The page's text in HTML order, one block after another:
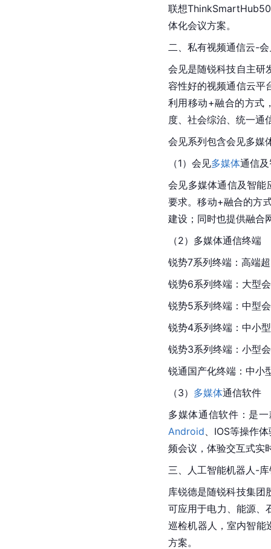
联想
体化会议方案。
二、私有视频通信云-
会见是随锐科技自主研
容性好的视频通信云平
利用移动+融合的方式
度、社会综治、统一通
会见系列包含会见多媒
（1）会见多媒体通信
会见多媒体通信及智能
要求。移动+融合的方
建设；同时也提供融合
（2）多媒体通信终端
锐势7系列终端：高端
锐势6系列终端：大型
锐势5系列终端：中型
锐势4系列终端：中小
锐势3系列终端：小型
锐通国产化终端：中小
（3） 多媒体通信软件
多媒体通信软件：是
Android 、IOS等操作
频会议，体验交互式实
三、人工智能机器人-
库锐德是随锐科技集团
可应用于电力、能源、
巡检机器人，室内智能
方案。